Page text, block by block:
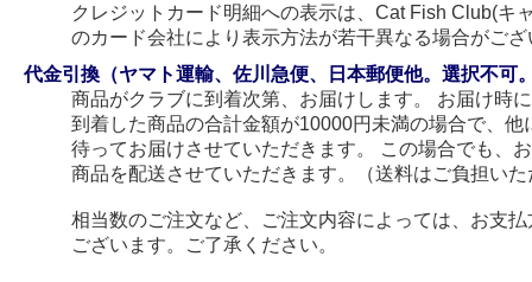
クレジットカード明細への表示は、Cat Fish Club(キ
のカード会社により表示方法が若干異なる場合がござ
代金引換（ヤマト運輸、佐川急便、日本郵便他。選択不可
商品がクラブに到着次第、お届けします。 お届け時
到着した商品の合計金額が10000円未満の場合で、
待ってお届けさせていただきます。 この場合でも、
商品を配送させていただきます。（送料はご負担い
相当数のご注文など、ご注文内容によっては、お支
ございます。ご了承ください。